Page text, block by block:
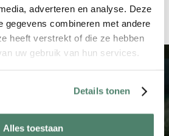
adverteren en analyse. Deze
gegevens combineren met andere
heeft verstrekt of die ze hebben
uw gebruik van hun services.
Details tonen
Alles toestaan